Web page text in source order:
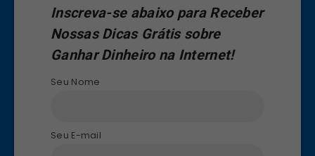
Inscreva-se abaixo para Receber
Nossas Dicas Grátis sobre
Ganhar Dinheiro na Internet!
Seu Nome
Seu E-mail